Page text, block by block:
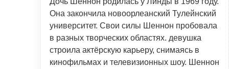
Она закончила новоорлеанский Тулейнский
университет. Свои силы Шеннон пробовала
в разных творческих областях. девушка
строила актёрскую карьеру, снимаясь в
кинофильмах и телевизионных шоу. Шеннон